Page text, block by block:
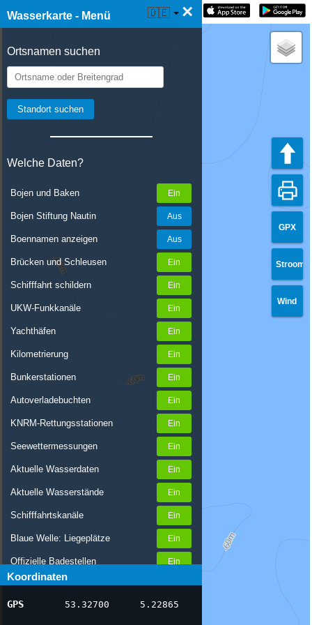
Wasserkarte - Menü ×
Ortsnamen suchen
Welche Daten?
Bojen und Baken
Bojen Stiftung Nautin
Boennamen anzeigen
Brücken und Schleusen
Schifffahrt schildern
UKW-Funkkanäle
Yachthäfen
Kilometrierung
Bunkerstationen
Autoverladebuchten
KNRM-Rettungsstationen
Seewettermessungen
Aktuelle Wasserdaten
Aktuelle Wasserstände
Schifffahrtskanäle
Blaue Welle: Liegeplätze
Offizielle Badestellen
Nachrichten Binnenschifffahrt
AIS-Schiffspositionen
Koordinaten
GPS 53.32700 5.22865
☰ Wasserkarte Live 🇩🇪
GPX
Stroom
Wind